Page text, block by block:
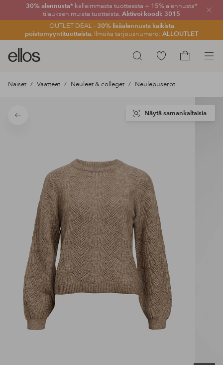
30% alennusta*kalleimmasta tuotteesta + 15% alennusta*
tilauksen muista tuotteista. Aktivoi koodi: 3015
OUTLET DEAL -30% lisäalennusta kaikista
poistomyyntituotteista. Ilmoita tarjousnumero: ALLOUTLET
Sulje
Hae
Ellos-
logo
siirry
Siirry
Naiset Vaatteet Neuleet & colleget Neulepuserot
Takaisin
Näytä samankaltaisia